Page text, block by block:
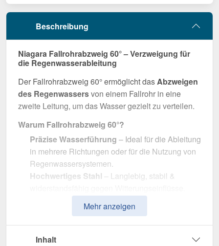
Beschreibung
Niagara Fallrohrabzweig 60° – Verzweigung für
die Regenwasserableitung
Der Fallrohrabzweig 60° ermöglicht dasAbzweigen
des Regenwassersvon einem Fallrohr in eine
zweite Leitung, um das Wasser gezielt zu verteilen.
Warum Fallrohrabzweig 60°?
Präzise Wasserführung – Ideal für die Ableitung
in mehrere Richtungen oder für die Nutzung von
Regenwassersystemen.
Hochwertiges Stahl – Langlebig, stabil &
Dimension mit 90 mm Durchmesser.
Einfache Montage– Passgenau für Niagara
Stahl Dachrinnen.
Mehr anzeigen
Inhalt